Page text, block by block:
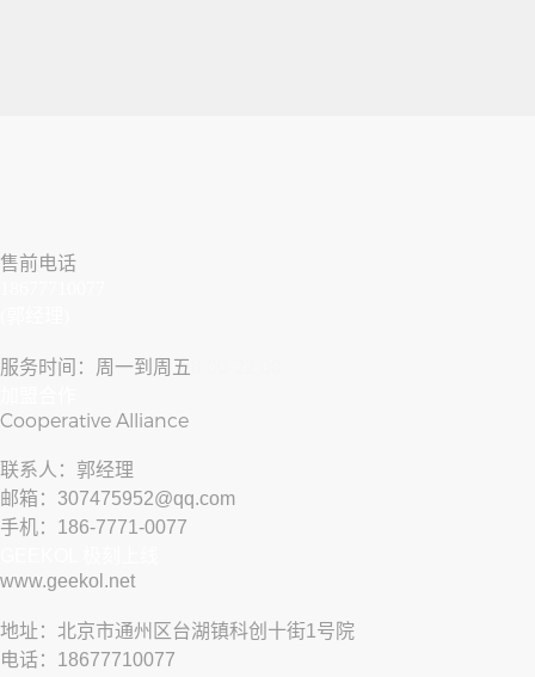
售前电话
服务时间：周一到周五
Cooperative Alliance
联系人：郭经理
邮箱：307475952@qq.com
手机：186-7771-0077
www.geekol.net
地址：北京市通州区台湖镇科创十街1号院
电话：18677710077